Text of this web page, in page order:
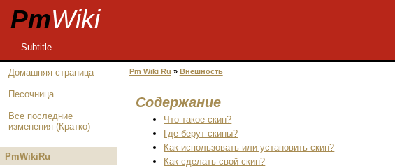
PmWiki
Subtitle
Домашняя страница
Песочница
Все последние
изменения (Кратко)
PmWikiRu
Pm Wiki Ru » Внешность
Содержание
Что такое скин?
Где берут скины?
Как использовать или установить скин?
Как сделать свой скин?